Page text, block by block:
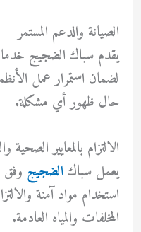
الصيانة والدعم المستمر
يقدم سباك الضجيج
لضمان استمرار عمل
حال ظهور أي مشكلة.
الالتزام بالمعايير الصحية
يعمل سباك الضجيج وفق
استخدام مواد آمنة
المخلفات والمياه العادمة.